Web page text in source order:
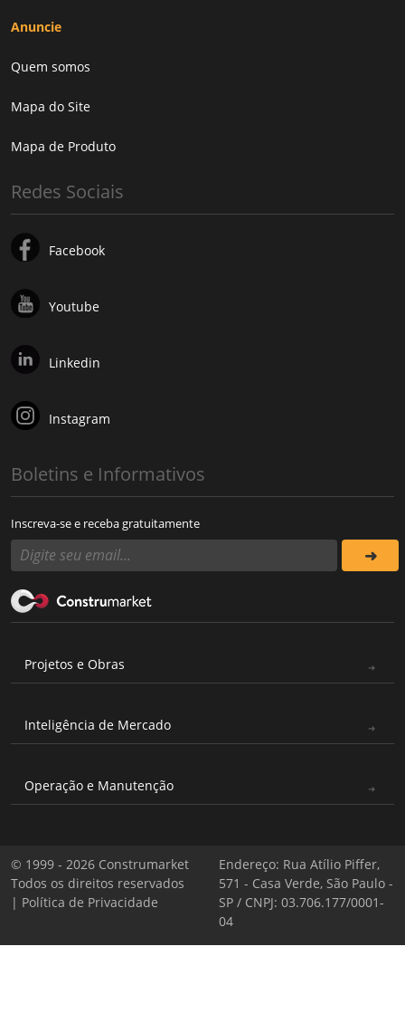
Anuncie
Quem somos
Mapa do Site
Mapa de Produto
Redes Sociais
Facebook
Youtube
Linkedin
Instagram
Boletins e Informativos
Inscreva-se e receba gratuitamente
Projetos e Obras
Inteligência de Mercado
Operação e Manutenção
© 1999 - 2026 Construmarket
Todos os direitos reservados
| Política de Privacidade
Endereço: Rua Atílio Piffer,
571 - Casa Verde, São Paulo -
SP / CNPJ: 03.706.177/0001-
04